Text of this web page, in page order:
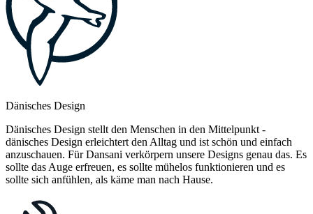
Dänisches Design
Dänisches Design stellt den Menschen in den Mittelpunkt -
dänisches Design erleichtert den Alltag und ist schön und einfach
anzuschauen. Für Dansani verkörpern unsere Designs genau das. Es
sollte das Auge erfreuen, es sollte mühelos funktionieren und es
sollte sich anfühlen, als käme man nach Hause.